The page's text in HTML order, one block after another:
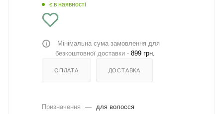
є в наявності
Мінімальна сума замовлення для
безкоштовної доставки - 899 грн.
ОПЛАТА ДОСТАВКА
Призначення —
для волосся